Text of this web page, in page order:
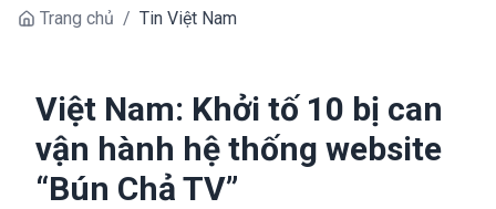
Trang chủ / Tin Việt Nam
Việt Nam: Khởi tố 10 bị can
vận hành hệ thống website
“Bún Chả TV”